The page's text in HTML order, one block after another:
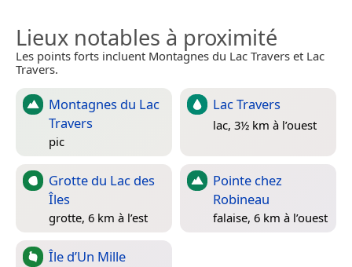
Lieux notables à proximité
Les points forts incluent Montagnes du Lac Travers et Lac
Travers.
Montagnes du Lac
Travers
pic
Lac Travers
lac, 3½ km à l’ouest
Grotte du Lac des
Îles
grotte, 6 km à l’est
Pointe chez
Robineau
falaise, 6 km à l’ouest
Île d’Un Mille